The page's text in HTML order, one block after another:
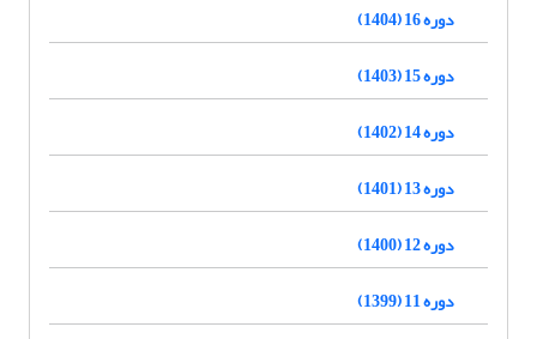
دوره 16 (1404)
دوره 15 (1403)
دوره 14 (1402)
دوره 13 (1401)
دوره 12 (1400)
دوره 11 (1399)